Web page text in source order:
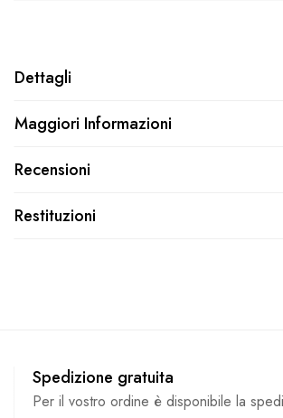
Dettagli
Maggiori Informazioni
Recensioni
Restituzioni
Spedizione gratuita
Per il vostro ordine è disponibile la